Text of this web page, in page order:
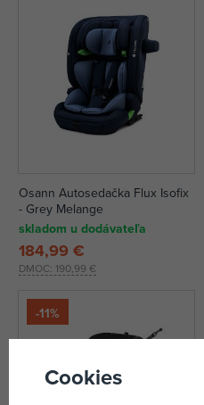
Osann Autosedačka Flux Isofix
- Grey Melange
skladom u dodávateľa
DMOC: 190,99 €
184,99 €
-11%
Cookies